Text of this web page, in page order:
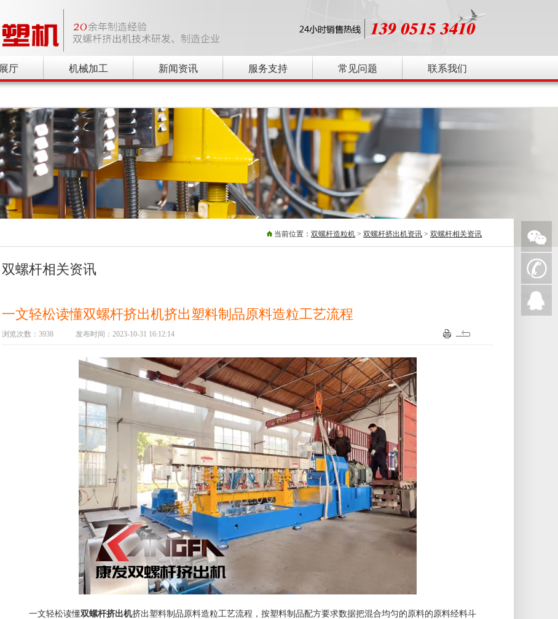
厅 机械加工 新闻资讯 服务支持 常见问题 联系我们
当前位置： 双螺杆造粒机 > 双螺杆挤出机资讯 > 双螺杆相关资讯
双螺杆相关资讯
一文轻松读懂双螺杆挤出机挤出塑料制品原料造粒工艺流程
浏览次数：3938 发布时间：2023-10-31 16:12:14
一文轻松读懂双螺杆挤出机挤出塑料制品原料造粒工艺流程，按塑料制品配方要求数据把混合均匀的原料的原料经料斗